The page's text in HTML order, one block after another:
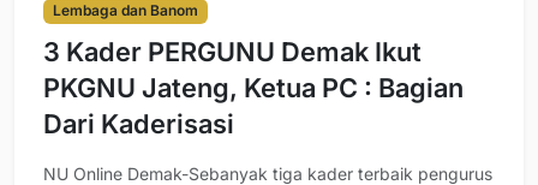
Lembaga dan Banom
3 Kader PERGUNU Demak Ikut
PKGNU Jateng, Ketua PC : Bagian
Dari Kaderisasi
NU Online Demak-Sebanyak tiga kader terbaik pengurus